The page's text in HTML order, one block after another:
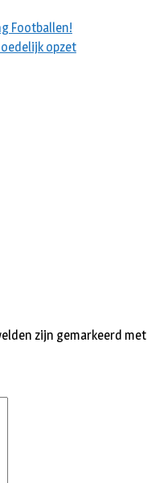
Footballen!
opzet
zijn gemarkeerd met